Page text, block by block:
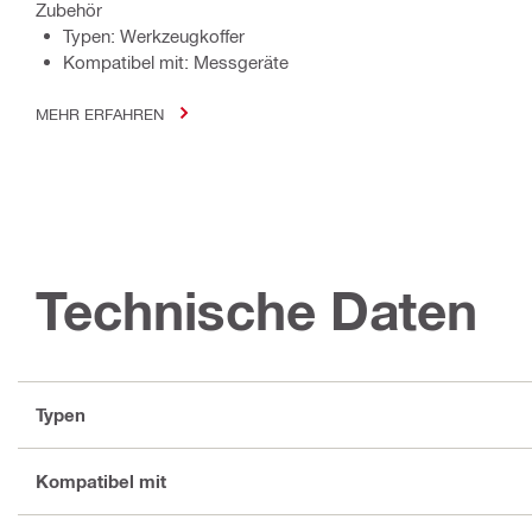
Zubehör
Typen: Werkzeugkoffer
Kompatibel mit: Messgeräte
MEHR ERFAHREN
Technische Daten
Typen
Kompatibel mit